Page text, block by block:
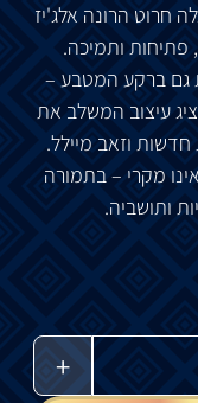
חרוט הרונה אלג'יז
פתיחות ותמיכה.
גם ברקע המטבע –
עיצוב המשלב את
חדשות וזאב מיילל.
מקרי – בתמורה
ותושביה.
+